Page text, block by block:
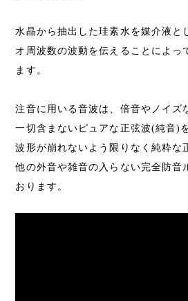
水晶から抽出した珪素水を媒介液と
オ周波数の波動を伝えることによっ
ます。
注音に用いる音波は、倍音やノイズ
一切含まないピュアな正弦波(純音)
波形が崩れないよう限りなく純粋な
他の外音や雑音の入らない完全防音
おります。